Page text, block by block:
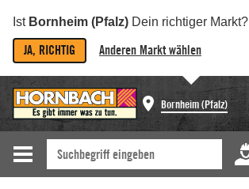
Ist Bornheim (Pfalz) Dein richtiger Markt?
JA, RICHTIG Anderen Markt wählen
Bornheim (Pfalz)